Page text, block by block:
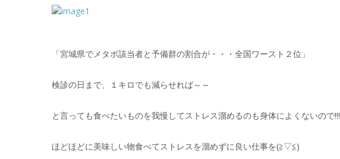
「宮城県でメタボ該当者と予備群の割合が・・・全国ワースト２位」
検診の日まで、１キロでも減らせれば～～
と言っても食べたいものを我慢してストレス溜めるのも身体によくないので!!!
ほどほどに美味しい物食べてストレスを溜めずに良い仕事を(≧▽≦)